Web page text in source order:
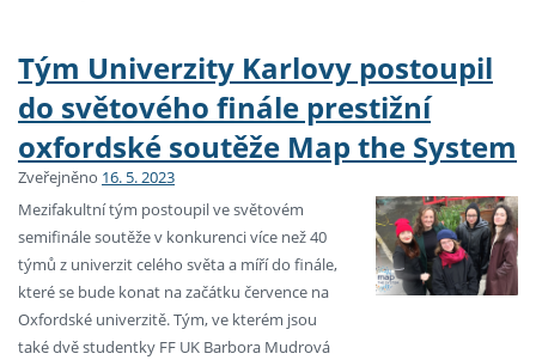
Tým Univerzity Karlovy postoupil
do světového finále prestižní
oxfordské soutěže Map the System
Zveřejněno 16. 5. 2023
Mezifakultní tým postoupil ve světovém
semifinále soutěže v konkurenci více než 40
týmů z univerzit celého světa a míří do finále,
které se bude konat na začátku července na
Oxfordské univerzitě. Tým, ve kterém jsou
také dvě studentky FF UK Barbora Mudrová